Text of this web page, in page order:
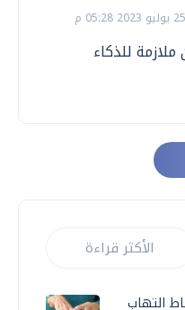
للذكاء
الأكثر قراءة
التهاب